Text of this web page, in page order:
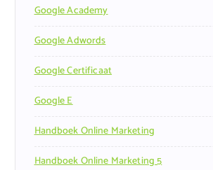
Google Academy
Google Adwords
Google Certificaat
Google E
Handboek Online Marketing
Handboek Online Marketing 5